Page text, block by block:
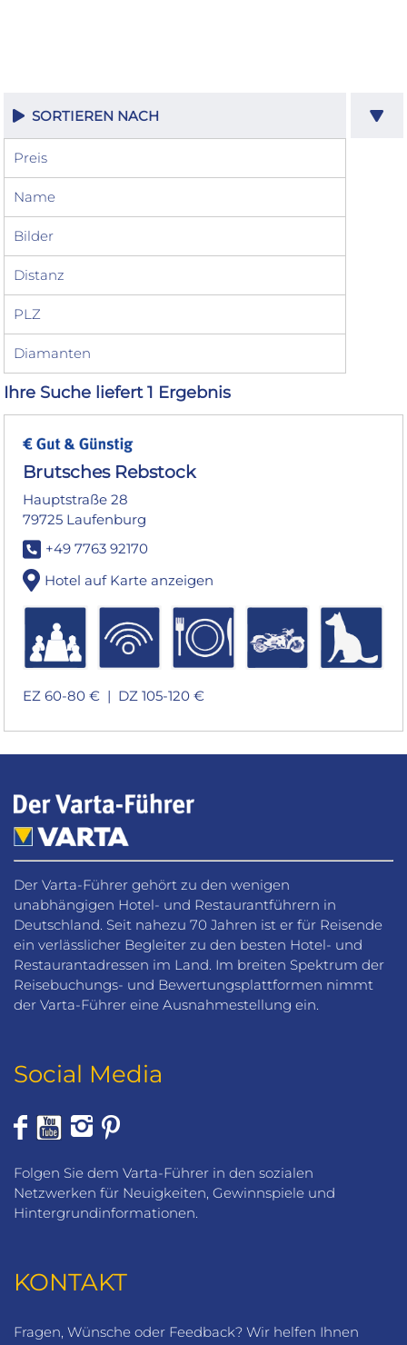
SORTIEREN NACH
Preis
Name
Bilder
Distanz
PLZ
Diamanten
Ihre Suche liefert 1 Ergebnis
Brutsches Rebstock
Hauptstraße 28
79725 Laufenburg
+49 7763 92170
Hotel auf Karte anzeigen
EZ 60-80 € | DZ 105-120 €
Der Varta-Führer gehört zu den wenigen
unabhängigen Hotel- und Restaurantführern in
Deutschland. Seit nahezu 70 Jahren ist er für Reisende
ein verlässlicher Begleiter zu den besten Hotel- und
Restaurantadressen im Land. Im breiten Spektrum der
Reisebuchungs- und Bewertungsplattformen nimmt
der Varta-Führer eine Ausnahmestellung ein.
Social Media
Folgen Sie dem Varta-Führer in den sozialen
Netzwerken für Neuigkeiten, Gewinnspiele und
Hintergrundinformationen.
KONTAKT
Fragen, Wünsche oder Feedback? Wir helfen Ihnen